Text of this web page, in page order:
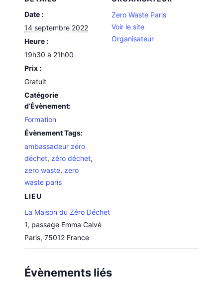
Date :
14 septembre 2022
Heure :
19h30 à 21h00
Prix :
Gratuit
Catégorie
d’Évènement:
Formation
Évènement Tags:
ambassadeur zéro
déchet, zéro déchet,
zero waste, zero
waste paris
LIEU
La Maison du Zéro Déchet
1, passage Emma Calvé
Paris, 75012 France
Zero Waste Paris
Voir le site
Organisateur
Évènements liés